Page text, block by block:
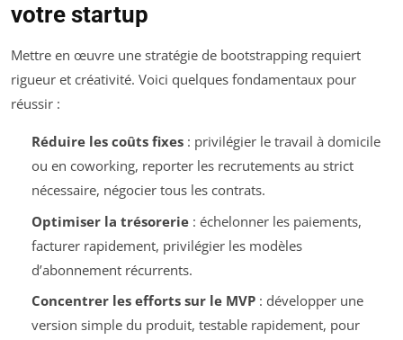
votre startup
Mettre en œuvre une stratégie de bootstrapping requiert
rigueur et créativité. Voici quelques fondamentaux pour
réussir :
Réduire les coûts fixes: privilégier le travail à domicile
ou en coworking, reporter les recrutements au strict
nécessaire, négocier tous les contrats.
Optimiser la trésorerie: échelonner les paiements,
facturer rapidement, privilégier les modèles
d’abonnement récurrents.
Concentrer les efforts sur le MVP: développer une
version simple du produit, testable rapidement, pour